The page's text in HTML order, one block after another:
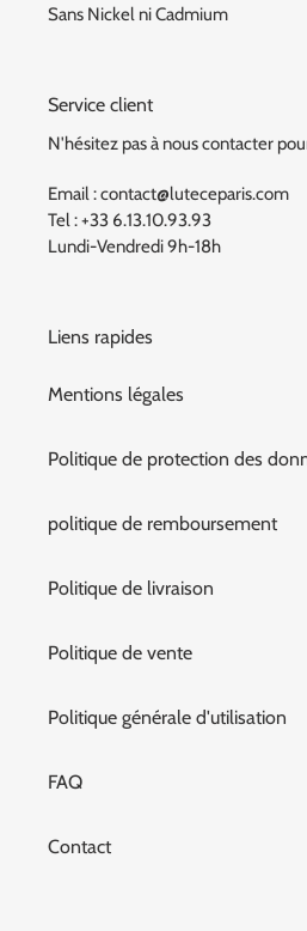
Sans Nickel ni Cadmium
Service client
N'hésitez pas à nous contacter
Email : contact@luteceparis.com
Tel : +33 6.13.10.93.93
Lundi-Vendredi 9h-18h
Liens rapides
Mentions légales
Politique de protection des
politique de remboursement
Politique de livraison
Politique de vente
Politique générale d'utilisation
FAQ
Contact